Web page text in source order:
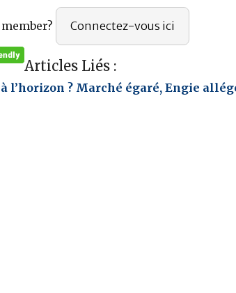
Connectez-vous ici
Articles Liés :
l’horizon ? Marché égaré, Engie